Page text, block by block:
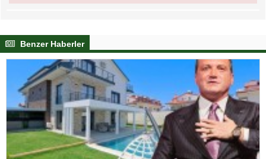
Benzer Haberler